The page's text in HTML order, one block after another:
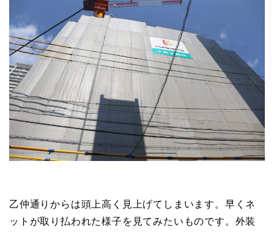
乙仲通りからは頭上高く見上げてしまいます。早くネ
ットが取り払われた様子を見てみたいものです。外装